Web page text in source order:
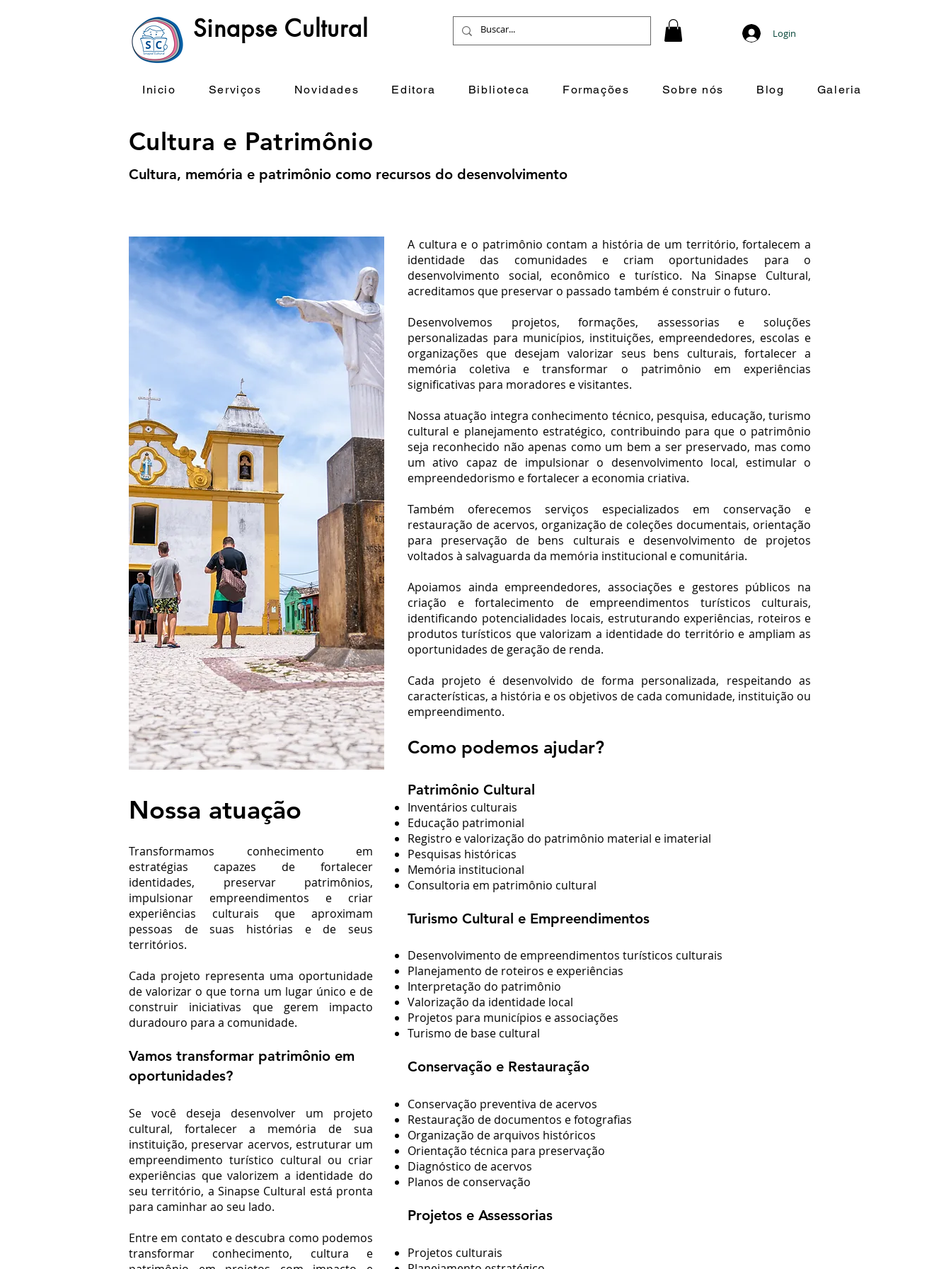
Sinapse Cultural Login
Inicio Serviços Novidades Editora Biblioteca Formações Sobre nós Blog Galeria
Cultura e Patrimônio
Cultura, memória e patrimônio como recursos do desenvolvimento
Nossa atuação
Transformamos conhecimento em
estratégias capazes de fortalecer
identidades, preservar patrimônios,
impulsionar empreendimentos e criar
experiências culturais que aproximam
pessoas de suas histórias e de seus
territórios.
Cada projeto representa uma oportunidade
de valorizar o que torna um lugar único e de
construir iniciativas que gerem impacto
duradouro para a comunidade.
Vamos transformar patrimônio em
oportunidades?
Se você deseja desenvolver um projeto
cultural, fortalecer a memória de sua
instituição, preservar acervos, estruturar um
empreendimento turístico cultural ou criar
experiências que valorizem a identidade do
seu território, a Sinapse Cultural está pronta
para caminhar ao seu lado.
Entre em contato e descubra como podemos
transformar conhecimento, cultura e
A cultura e o patrimônio contam a história de um território, fortalecem a
identidade das comunidades e criam oportunidades para o
desenvolvimento social, econômico e turístico. Na Sinapse Cultural,
acreditamos que preservar o passado também é construir o futuro.
Desenvolvemos projetos, formações, assessorias e soluções
personalizadas para municípios, instituições, empreendedores, escolas e
organizações que desejam valorizar seus bens culturais, fortalecer a
memória coletiva e transformar o patrimônio em experiências
significativas para moradores e visitantes.
Nossa atuação integra conhecimento técnico, pesquisa, educação, turismo
cultural e planejamento estratégico, contribuindo para que o patrimônio
seja reconhecido não apenas como um bem a ser preservado, mas como
um ativo capaz de impulsionar o desenvolvimento local, estimular o
empreendedorismo e fortalecer a economia criativa.
Também oferecemos serviços especializados em conservação e
restauração de acervos, organização de coleções documentais, orientação
para preservação de bens culturais e desenvolvimento de projetos
voltados à salvaguarda da memória institucional e comunitária.
Apoiamos ainda empreendedores, associações e gestores públicos na
criação e fortalecimento de empreendimentos turísticos culturais,
identificando potencialidades locais, estruturando experiências, roteiros e
produtos turísticos que valorizam a identidade do território e ampliam as
oportunidades de geração de renda.
Cada projeto é desenvolvido de forma personalizada, respeitando as
características, a história e os objetivos de cada comunidade, instituição ou
empreendimento.
Como podemos ajudar?
Patrimônio Cultural
Inventários culturais
Educação patrimonial
Registro e valorização do patrimônio material e imaterial
Pesquisas históricas
Memória institucional
Consultoria em patrimônio cultural
Turismo Cultural e Empreendimentos
Desenvolvimento de empreendimentos turísticos culturais
Planejamento de roteiros e experiências
Interpretação do patrimônio
Valorização da identidade local
Projetos para municípios e associações
Turismo de base cultural
Conservação e Restauração
Conservação preventiva de acervos
Restauração de documentos e fotografias
Organização de arquivos históricos
Orientação técnica para preservação
Diagnóstico de acervos
Planos de conservação
Projetos e Assessorias
Projetos culturais